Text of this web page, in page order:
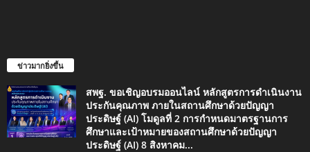
ข่าวมากยิ่งขึ้น
สพฐ. ขอเชิญอบรมออนไลน์ หลักสูตรการดำเนินงาน
ประกันคุณภาพ ภายในสถานศึกษาด้วยปัญญา
ประดิษฐ์ (AI) โมดูลที่ 2 การกำหนดมาตรฐานการ
ศึกษาและเป้าหมายของสถานศึกษาด้วยปัญญา
ประดิษฐ์ (AI) 8 สิงหาคม...